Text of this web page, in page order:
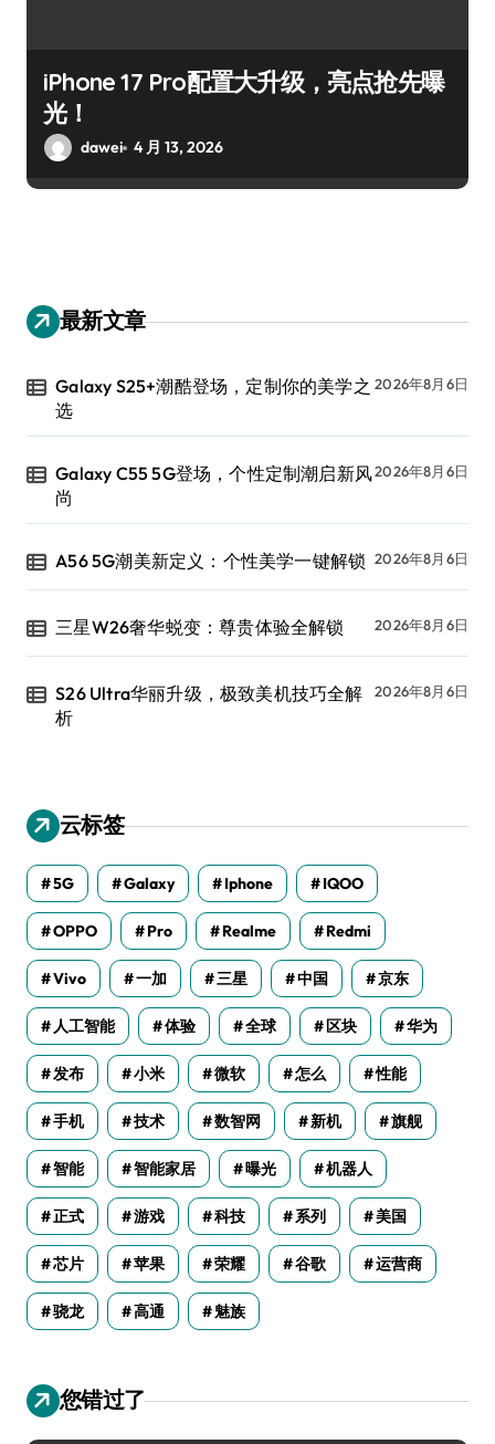
iPhone 17 Pro配置大升级，亮点抢先曝
光！
dawei 4 月 13, 2026
最新文章
Galaxy S25+潮酷登场，定制你的美学之
选
2026年8月6日
Galaxy C55 5G登场，个性定制潮启新风
尚
2026年8月6日
A56 5G潮美新定义：个性美学一键解锁 2026年8月6日
三星W26奢华蜕变：尊贵体验全解锁 2026年8月6日
S26 Ultra华丽升级，极致美机技巧全解
析
2026年8月6日
云标签
5G Galaxy Iphone IQOO
OPPO Pro Realme Redmi
Vivo 一加 三星 中国 京东
人工智能 体验 全球 区块 华为
发布 小米 微软 怎么 性能
手机 技术 数智网 新机 旗舰
智能 智能家居 曝光 机器人
正式 游戏 科技 系列 美国
芯片 苹果 荣耀 谷歌 运营商
骁龙 高通 魅族
您错过了